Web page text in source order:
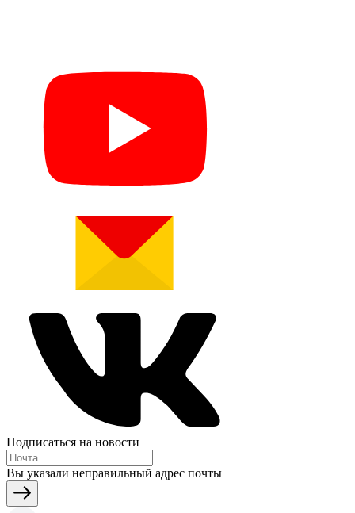
Подписаться на новости
Вы указали неправильный адрес почты